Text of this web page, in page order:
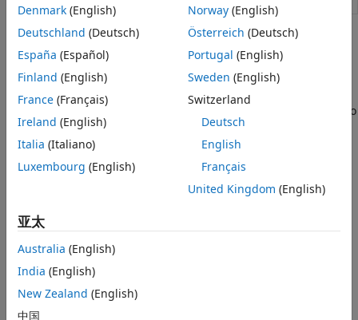
主题
投资组合优化
Validate the MAD Portfolio Problem
The portfolio optimization tools have specialized functions to
validate portfolio sets and portfolios.
投资组合理论
PortfolioMAD 对象工作流
用于创建和建模均值-绝对偏差 (MAD) 投资组合的 PortfolioMAD
对象工作流。
When to Use Portfolio Objects Over Optimization Toolbox
The three cases for using Portfolio, PortfolioCVaR,
PortfolioMAD object are: always use, preferred use, and use
Denmark (English)
Deutschland (Deutsch)
España (Español)
Finland (English)
France (Français)
Ireland (English)
Italia (Italiano)
Luxembourg (English)
Norway(English)
Österreich (Deutsch)
Portugal (English)
Sweden (English)
Switzerland
Deutsch
English
Français
United Kingdom (English)
亚太
Australia (English)
India (English)
New Zealand (English)
中国